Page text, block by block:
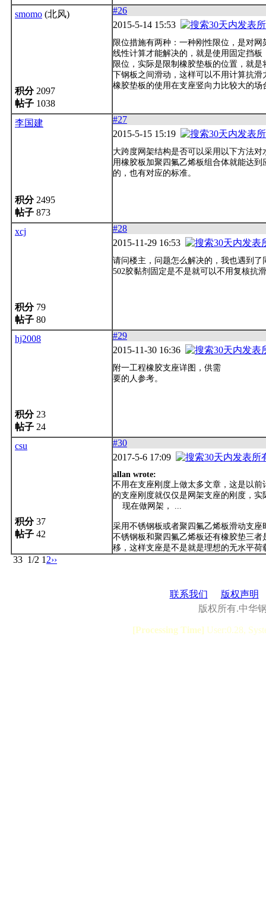
smomo (北风)
积分2097
帖子 1038
#26
2015-5-14 15:53
限位措施有两种：一种刚性限位，是对
线性计算才能解决的，就是使用固定挡
限位，实际是限制橡胶垫板的位置，就
下钢板之间滑动，这样可以不用计算抗
橡胶垫板的使用在支座竖向力比较大的
李国建
积分2495
帖子 873
#27
2015-5-15 15:19
大跨度网架结构是否可以采用以下方法
用橡胶板加聚四氟乙烯板组合体就能达
的，也有对应的标准。
xcj
积分79
帖子 80
#28
2015-11-29 16:53
请问楼主，问题怎么解决的，我也遇到了
502胶黏剂固定是不是就可以不用复核抗
hj2008
积分23
帖子 24
#29
2015-11-30 16:36
附一工程橡胶支座详图，供需
要的人参考。
csu
积分37
帖子 42
#30
2017-5-6 17:09
allan wrote:
不用在支座刚度上做太多文章，这是以
的支座刚度就仅仅是网架支座的刚度，
现在做网架， ...
采用不锈钢板或者聚四氟乙烯板滑动支
不锈钢板和聚四氟乙烯板还有橡胶垫三
移，这样支座是不是就是理想的无水平
33 1/2 1 2››
联系我们
版权声明
版权所有.中华
[Processing Time] User:0.28,